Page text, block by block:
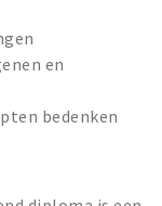
en
bedenken